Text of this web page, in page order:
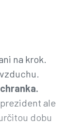
na krok.
ale
dobu